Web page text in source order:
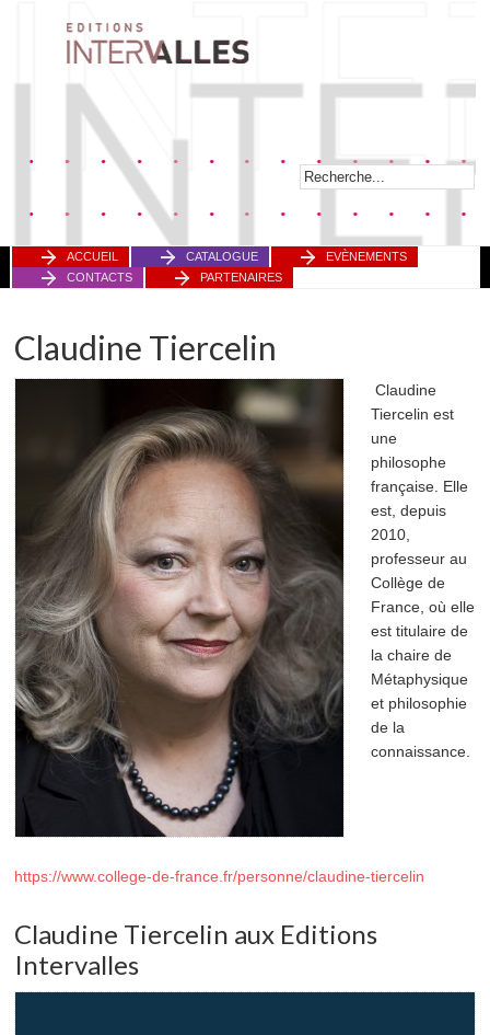
ACCUEIL CATALOGUE
EVÈNEMENTS
CONTACTS
PARTENAIRES
Claudine Tiercelin
Claudine
Tiercelin est
une
philosophe
française. Elle
est, depuis
2010,
professeur au
Collège de
France, où elle
est titulaire de
la chaire de
Métaphysique
et philosophie
de la
connaissance.
https://www.college-de-france.fr/personne/claudine-tiercelin
Claudine Tiercelin aux Editions
Intervalles